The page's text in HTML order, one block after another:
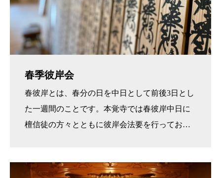
春季彼岸会
春彼岸とは、春分の日を中日として前後3日とし
た一週間のことです。本覚寺では春彼岸中日に
檀信徒の方々とともに彼岸会法要を行っており